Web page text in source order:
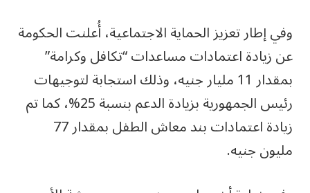
وفي إطار تعزيز الحماية الاجتماعية، أُعلنت الحكومة
عن زيادة اعتمادات مساعدات “تكافل وكرامة”
بمقدار 11 مليار جنيه، وذلك استجابة لتوجيهات
رئيس الجمهورية بزيادة الدعم بنسبة 25%، كما تم
زيادة اعتمادات بند معاش الطفل بمقدار 77
مليون جنيه.